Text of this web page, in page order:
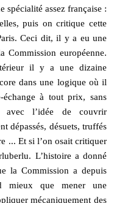
spécialité assez française :
puis on critique cette
Ceci dit, il y a eu une
Commission européenne.
il y a une dizaine
dans une logique où il
à tout prix, sans
avec l’idée de couvrir
dépassés, désuets, truffés
... Et si l’on osait critiquer
L’histoire a donné
la Commission a depuis
mieux que mener une
mécaniquement des